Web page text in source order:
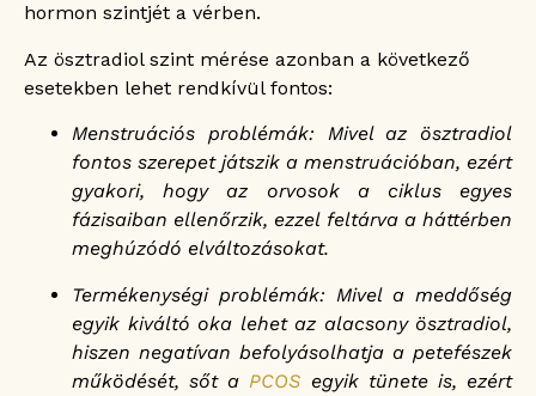
hormon szintjét a vérben.
Az ösztradiol szint mérése azonban a következő
esetekben lehet rendkívül fontos:
Menstruációs problémák: Mivel az ösztradiol
fontos szerepet játszik a menstruációban, ezért
gyakori, hogy az orvosok a ciklus egyes
fázisaiban ellenőrzik, ezzel feltárva a háttérben
meghúzódó elváltozásokat.
Termékenységi problémák: Mivel a meddőség
egyik kiváltó oka lehet az alacsony ösztradiol,
hiszen negatívan befolyásolhatja a petefészek
működését, sőt a PCOS egyik tünete is, ezért